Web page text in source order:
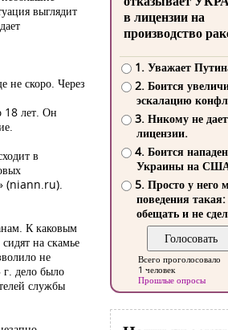
выглядит
не скоро. Через
18 лет. Он
в
(niann.ru).
К каковым
на скамье
не
дело было
службы
в лицензии на
производство
1. Уважает
2. Боится
эскалацию
3. Никому не
лицензии.
4. Боится
Украины на
5. Просто у него
поведения такая:
обещать и не
Всего проголосовало
1 человек
Прошлые опросы